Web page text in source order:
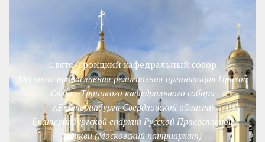
Свято-Троицкий кафедральный собор
Местная православная религиозная организация Приход
Свято-Троицкого кафедрального собора
г.Екатеринбурга Свердловской области
Екатеринбургской епархии Русской Православной
Церкви (Московский патриархат)